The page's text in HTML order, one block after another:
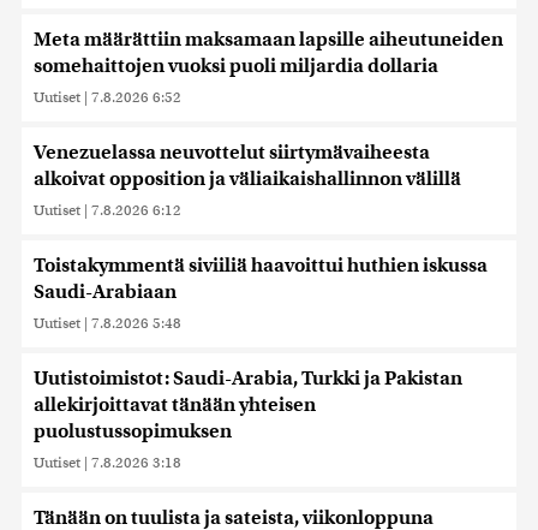
Meta määrättiin maksamaan lapsille aiheutuneiden
somehaittojen vuoksi puoli miljardia dollaria
Uutiset | 7.8.2026 6:52
Venezuelassa neuvottelut siirtymävaiheesta
alkoivat opposition ja väliaikaishallinnon välillä
Uutiset | 7.8.2026 6:12
Toistakymmentä siviiliä haavoittui huthien iskussa
Saudi-Arabiaan
Uutiset | 7.8.2026 5:48
Uutistoimistot: Saudi-Arabia, Turkki ja Pakistan
allekirjoittavat tänään yhteisen
puolustussopimuksen
Uutiset | 7.8.2026 3:18
Tänään on tuulista ja sateista, viikonloppuna